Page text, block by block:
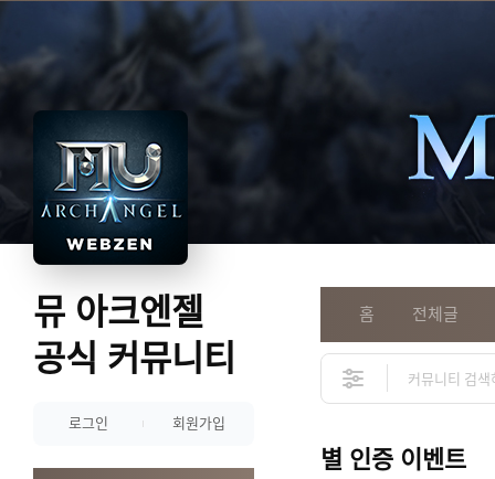
뮤 아크엔젤
공식 커뮤니티
로그인 회원가입
홈 전체글
별 인증 이벤트